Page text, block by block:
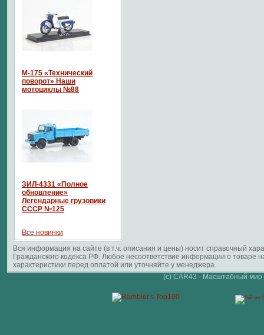
М-175 «Технический
поворот» Наши
мотоциклы №88
ЗИЛ-4331 «Полное
обновление»
Легендарные грузовики
СССР №125
Все новинки
Вся информация на сайте (в т.ч. описания и цены) носит справочный
Гражданского кодекса РФ. Любое несоответствие информации о
характеристики перед оплатой или уточняйте у менеджера.
(c) CAR43 - Масштабный мир